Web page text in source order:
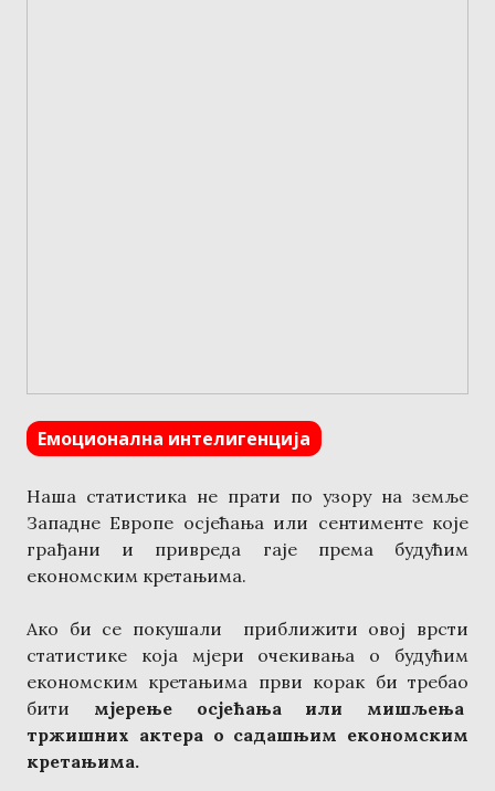
Емоционална интелигенција
Нашa статистика не прати по узору на земље
Западне Европе осјећања или сентименте које
грађани и привреда гаје према будућим
економским кретањима.
Ако би се покушали приближити овој врсти
статистике која мјери очекивања о будућим
економским кретањима први корак би требао
бити мјерење осјећања или мишљења
тржишних актера о садашњим економским
кретањима.